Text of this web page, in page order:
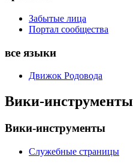
Забытые лица
Портал сообщества
все языки
Движок Родовода
Вики-инструменты
Вики-инструменты
Служебные страницы